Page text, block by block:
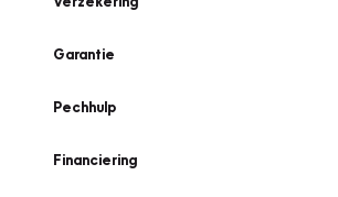
Garantie
Pechhulp
Financiering